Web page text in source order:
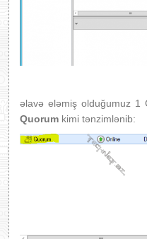
əlavə eləmiş olduğumuz 1
Quorum kimi tənzimlənib: